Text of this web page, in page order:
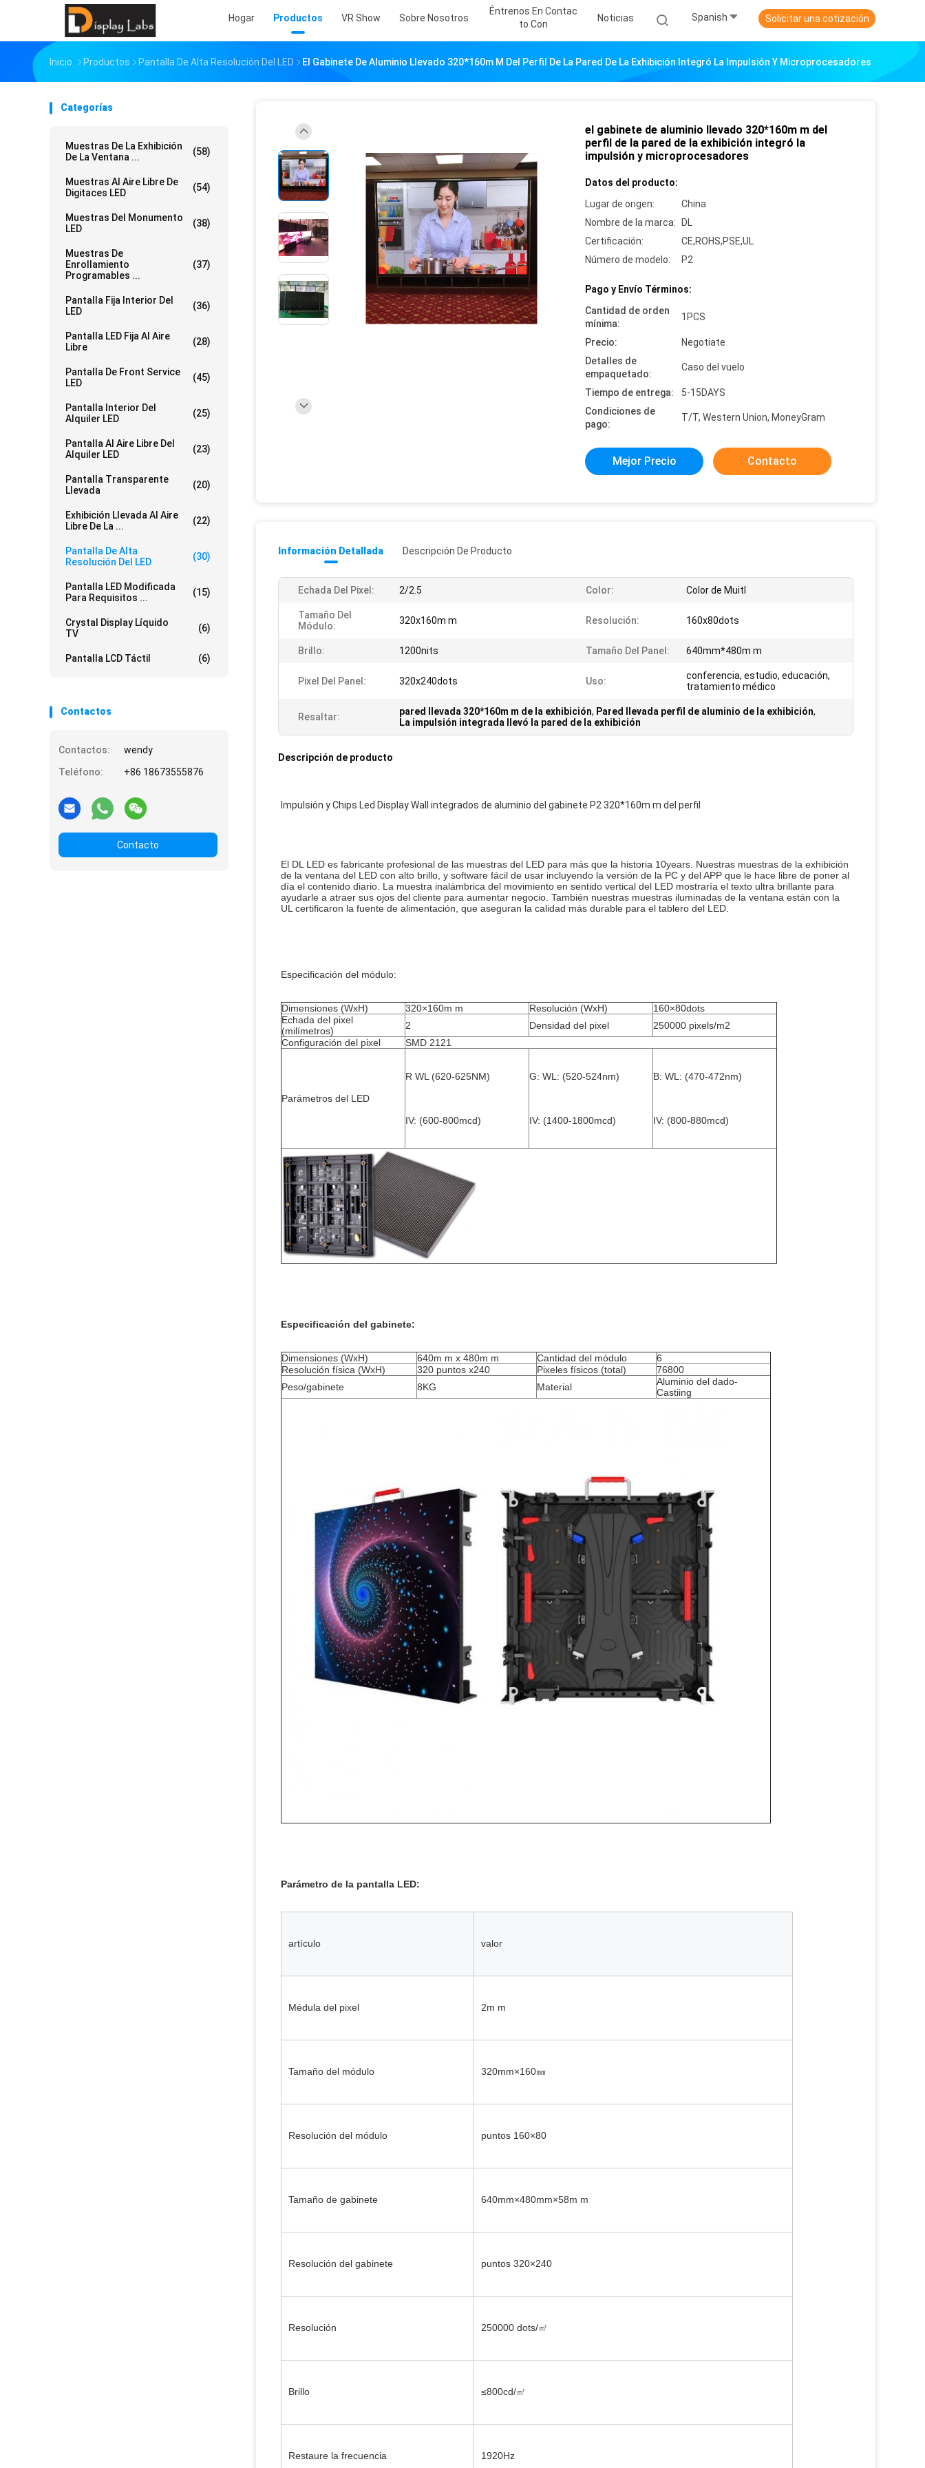
Hogar Productos VR Show Sobre Nosotros
Éntrenos En Contac
To Con
Noticias Spanish Solicitar una cotización
Inicio Productos Pantalla De Alta Resolución Del LED El Gabinete De Aluminio Llevado 320*160m M Del Perfil De La Pared De La Exhibición Integró La Impulsión Y Microprocesadores
Categorías
Muestras De La Exhibición
De La Ventana ...
(58)
Muestras Al Aire Libre De
Digitaces LED
(54)
Muestras Del Monumento
LED
(38)
Muestras De
Enrollamiento
Programables ...
(37)
Pantalla Fija Interior Del
LED
(36)
Pantalla LED Fija Al Aire
Libre
(28)
Pantalla De Front Service
LED
(45)
Pantalla Interior Del
Alquiler LED
(25)
Pantalla Al Aire Libre Del
Alquiler LED
(23)
Pantalla Transparente
Llevada
(20)
Exhibición Llevada Al Aire
Libre De La ...
(22)
Pantalla De Alta
Resolución Del LED
(30)
Pantalla LED Modificada
Para Requisitos ...
(15)
Crystal Display Líquido
TV
(6)
Pantalla LCD Táctil (6)
Contactos
Contactos:
wendy
Teléfono:
+86 18673555876
Contacto
el gabinete de aluminio llevado 320*160m m del
perfil de la pared de la exhibición integró la
impulsión y microprocesadores
Datos del producto:
Lugar de origen:
China
Nombre de la marca:
DL
Certificación:
CE,ROHS,PSE,UL
Número de modelo:
P2
Pago y Envío Términos:
Cantidad de orden
mínima:
1PCS
Precio:
Negotiate
Detalles de
empaquetado:
Caso del vuelo
Tiempo de entrega:
5-15DAYS
Condiciones de
pago:
T/T, Western Union, MoneyGram
Mejor Precio Contacto
Información Detallada Descripción De Producto
Echada Del Pixel: 2/2.5 Color: Color de Muitl
Tamaño Del
Módulo:
320x160m m Resolución: 160x80dots
Brillo: 1200nits Tamaño Del Panel: 640mm*480m m
Pixel Del Panel: 320x240dots Uso:
conferencia, estudio, educación,
tratamiento médico
Resaltar: pared llevada 320*160m m de la exhibición, Pared llevada perfil de aluminio de la exhibición,
La impulsión integrada llevó la pared de la exhibición
Descripción de producto
Impulsión y Chips Led Display Wall integrados de aluminio del gabinete P2 320*160m m del perfil
El DL LED es fabricante profesional de las muestras del LED para más que la historia 10years. Nuestras muestras de la exhibición
de la ventana del LED con alto brillo, y software fácil de usar incluyendo la versión de la PC y del APP que le hace libre de poner al
día el contenido diario. La muestra inalámbrica del movimiento en sentido vertical del LED mostraría el texto ultra brillante para
ayudarle a atraer sus ojos del cliente para aumentar negocio. También nuestras muestras iluminadas de la ventana están con la
UL certificaron la fuente de alimentación, que aseguran la calidad más durable para el tablero del LED.
Especificación del módulo:
Dimensiones (WxH) 320×160m m Resolución (WxH)
160×80dots
Echada del pixel
(milímetros)
2 Densidad del pixel
250000 pixels/m2
Configuración del pixel
SMD 2121
Parámetros del LED
R WL (620-625NM)
IV: (600-800mcd)
G: WL: (520-524nm)
IV: (1400-1800mcd)
B: WL: (470-472nm)
IV: (800-880mcd)
Especificación del gabinete:
Dimensiones (WxH) 640m m x 480m m Cantidad del módulo
6
Resolución física (WxH)
320 puntos x240 Pixeles físicos (total)
76800
Peso/gabinete
8KG Material
Aluminio del dado-
Castiing
Parámetro de la pantalla LED:
artículo valor
Médula del pixel 2m m
Tamaño del módulo 320mm×160㎜
Resolución del módulo puntos 160×80
Tamaño de gabinete 640mm×480mm×58m m
Resolución del gabinete puntos 320×240
Resolución 250000 dots/㎡
Brillo ≤800cd/㎡
Restaure la frecuencia 1920Hz